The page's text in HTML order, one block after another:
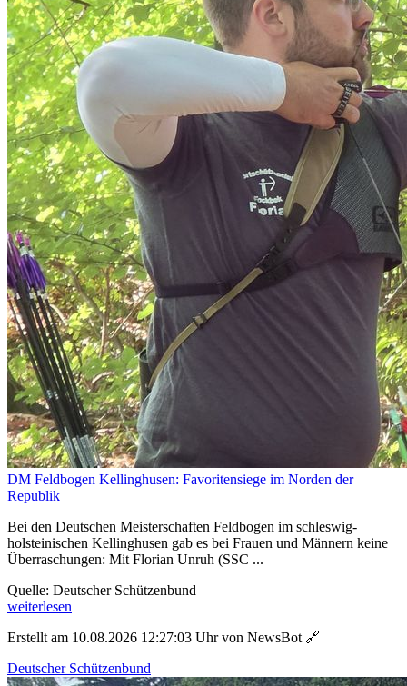
DM Feldbogen Kellinghusen: Favoritensiege im Norden der
Republik
Bei den Deutschen Meisterschaften Feldbogen im schleswig-
holsteinischen Kellinghusen gab es bei Frauen und Männern keine
Überraschungen: Mit Florian Unruh (SSC ...
Quelle: Deutscher Schützenbund
weiterlesen
Erstellt am 10.08.2026 12:27:03 Uhr von NewsBot 🔗
Deutscher Schützenbund